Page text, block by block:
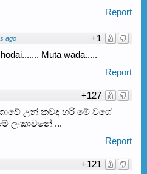
Report
+1
ago
Muta wada.....
Report
+127
උන් කවද හරි මේ වගේ
ලංකාවනේ ...
Report
+121